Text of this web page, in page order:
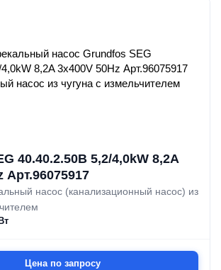
40.40.2.50B 5,2/4,0kW 8,2A
Арт.96075917
насос (канализационный насос) из
Цена по запросу